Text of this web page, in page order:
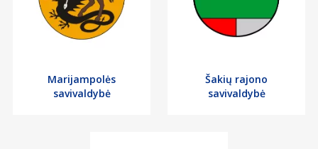
Marijampolės
savivaldybė
Šakių rajono
savivaldybė